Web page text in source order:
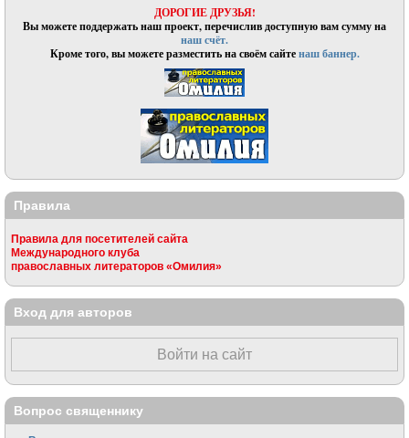
ДОРОГИЕ ДРУЗЬЯ!
Вы можете поддержать наш проект, перечислив доступную вам сумму на
наш счёт.
Кроме того, вы можете разместить на своём сайтенаш баннер.
Правила
Правила для посетителей сайта
Международного клуба
православных литераторов «Омилия»
Вход для авторов
Войти на сайт
Вопрос священнику